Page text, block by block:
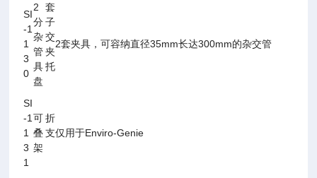
SI
-1
1
3
0
2套
分子
杂交
管夹
具托
盘
2套夹具，可容纳直径35mm长达300mm的杂交管
SI
-1
1
3
1
可折
叠支
架
仅用于Enviro-Genie